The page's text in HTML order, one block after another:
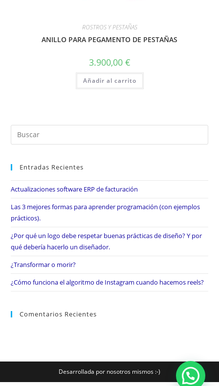
ROSTROS Y PESTAÑAS
ANILLO PARA PEGAMENTO DE PESTAÑAS
3.900,00 €
Añadir al carrito
Entradas Recientes
Actualizaciones software ERP de facturación
Las 3 mejores formas para aprender programación (con ejemplos
prácticos).
¿Por qué un logo debe respetar buenas prácticas de diseño? Y por
qué debería hacerlo un diseñador.
¿Transformar o morir?
¿Cómo funciona el algoritmo de Instagram cuando hacemos reels?
Comentarios Recientes
Desarrollada por nosotros mismos :-)